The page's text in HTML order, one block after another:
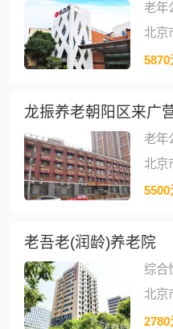
老年
北京
5870
龙振养老朝阳区来广
老年
5500
老吾老(润龄)养老院
综合
2780